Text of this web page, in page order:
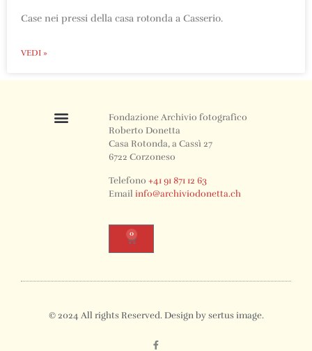
Case nei pressi della casa rotonda a Casserio.
VEDI »
Fondazione Archivio fotografico
Roberto Donetta
Casa Rotonda, a Cassì 27
6722 Corzoneso
Telefono+41 91 871 12 63
Emailinfo@archiviodonetta.ch
0
© 2024 All rights Reserved. Design by sertus image.